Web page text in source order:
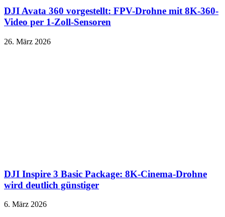
DJI Avata 360 vorgestellt: FPV-Drohne mit 8K-360-
Video per 1-Zoll-Sensoren
26. März 2026
DJI Inspire 3 Basic Package: 8K-Cinema-Drohne
wird deutlich günstiger
6. März 2026